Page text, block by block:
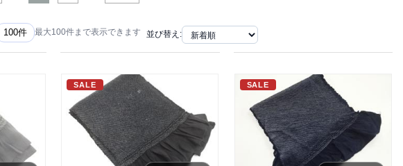
100件 最大100件まで表示できます 並び替え:
SALE SALE